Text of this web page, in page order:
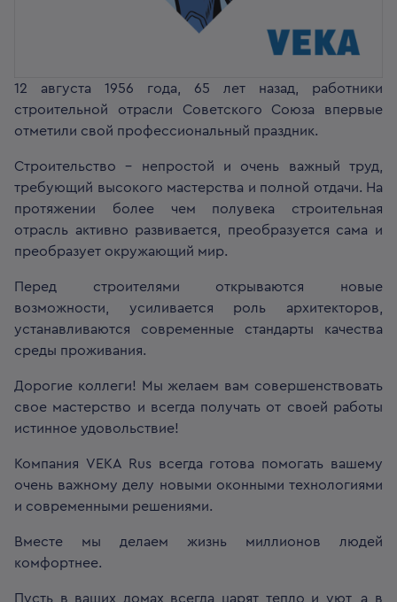
12 августа 1956 года, 65 лет назад, работники
строительной отрасли Советского Союза впервые
отметили свой профессиональный праздник.
Строительство – непростой и очень важный труд,
требующий высокого мастерства и полной отдачи. На
протяжении более чем полувека строительная
отрасль активно развивается, преобразуется сама и
преобразует окружающий мир.
Перед строителями открываются новые
возможности, усиливается роль архитекторов,
устанавливаются современные стандарты качества
среды проживания.
Дорогие коллеги! Мы желаем вам совершенствовать
свое мастерство и всегда получать от своей работы
истинное удовольствие!
Компания VEKA Rus всегда готова помогать вашему
очень важному делу новыми оконными технологиями
и современными решениями.
Вместе мы делаем жизнь миллионов людей
комфортнее.
Пусть в ваших домах всегда царят тепло и уют, а в